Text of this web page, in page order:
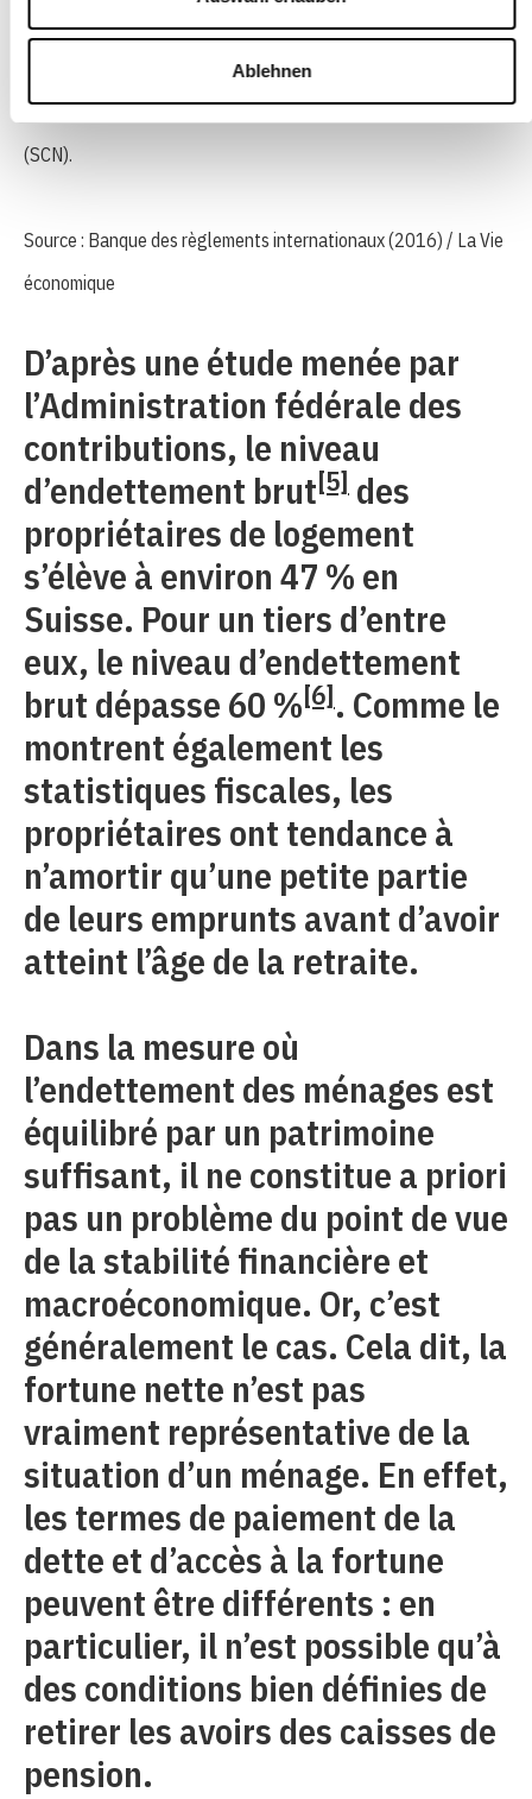
Ablehnen
Remarque : ménages, y compris organisations privées sans but
lucratif, selon la définition du système des comptes nationaux
(SCN).
Source : Banque des règlements internationaux (2016) / La Vie
économique
D’après une étude menée par
l’Administration fédérale des
contributions, le niveau
d’endettement brut[5] des
propriétaires de logement
s’élève à environ 47 % en
Suisse. Pour un tiers d’entre
eux, le niveau d’endettement
brut dépasse 60 %[6]. Comme le
montrent également les
statistiques fiscales, les
propriétaires ont tendance à
n’amortir qu’une petite partie
de leurs emprunts avant d’avoir
atteint l’âge de la retraite.
Dans la mesure où
l’endettement des ménages est
équilibré par un patrimoine
suffisant, il ne constitue a priori
pas un problème du point de vue
de la stabilité financière et
macroéconomique. Or, c’est
généralement le cas. Cela dit, la
fortune nette n’est pas
vraiment représentative de la
situation d’un ménage. En effet,
les termes de paiement de la
dette et d’accès à la fortune
peuvent être différents : en
particulier, il n’est possible qu’à
des conditions bien définies de
retirer les avoirs des caisses de
pension.